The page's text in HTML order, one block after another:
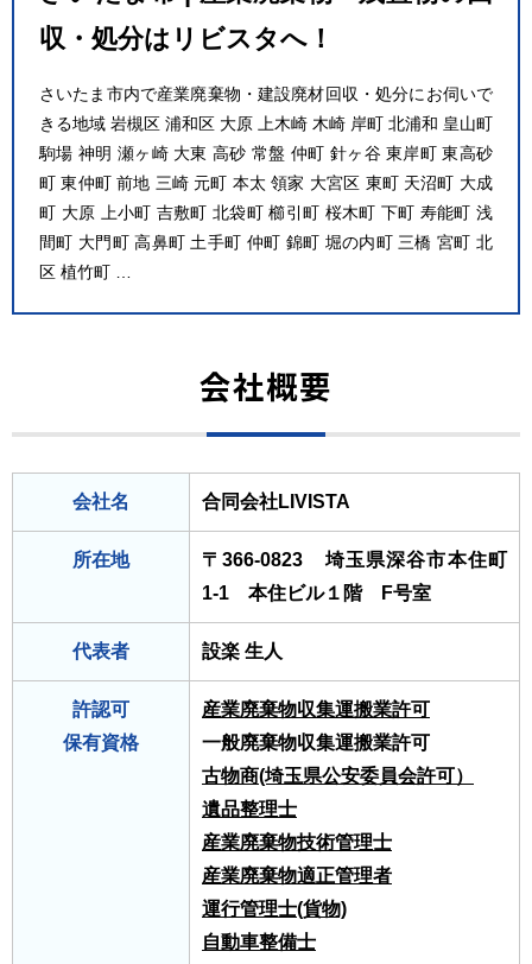
収・処分はリビスタへ！
さいたま市内で産業廃棄物・建設廃材回収・処分にお伺いで
きる地域 岩槻区 浦和区 大原 上木崎 木崎 岸町 北浦和 皇山町
駒場 神明 瀬ヶ崎 大東 高砂 常盤 仲町 針ヶ谷 東岸町 東高砂
町 東仲町 前地 三崎 元町 本太 領家 大宮区 東町 天沼町 大成
町 大原 上小町 吉敷町 北袋町 櫛引町 桜木町 下町 寿能町 浅
間町 大門町 高鼻町 土手町 仲町 錦町 堀の内町 三橋 宮町 北
区 植竹町 …
会社概要
会社名 合同会社LIVISTA
所在地
〒366-0823 埼玉県深谷市本住町
1-1 本住ビル１階 F号室
代表者 設楽 生人
許認可
保有資格
産業廃棄物収集運搬業許可
一般廃棄物収集運搬業許可
古物商(埼玉県公安委員会許可）
遺品整理士
産業廃棄物技術管理士
産業廃棄物適正管理者
運行管理士(貨物)
自動車整備士